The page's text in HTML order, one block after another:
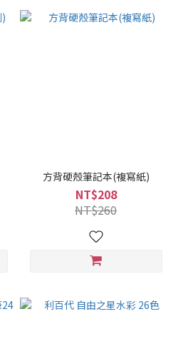
方背硬殼筆記本(複寫紙)
NT$208
NT$260